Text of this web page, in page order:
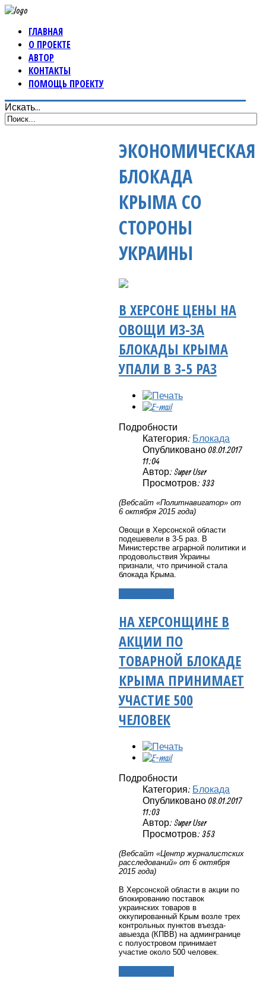
ГЛАВНАЯ
О ПРОЕКТЕ
АВТОР
КОНТАКТЫ
ПОМОЩЬ ПРОЕКТУ
Искать...
ЭКОНОМИЧЕСКАЯ
БЛОКАДА
КРЫМА СО
СТОРОНЫ
УКРАИНЫ
В ХЕРСОНЕ ЦЕНЫ НА
ОВОЩИ ИЗ-ЗА
БЛОКАДЫ КРЫМА
УПАЛИ В 3-5 РАЗ
Подробности
Категория: Блокада
Опубликовано 08.01.2017
11:04
Автор: Super User
Просмотров: 333
(Вебсайт «Политнавигатор» от
6 октября 2015 года)
Овощи в Херсонской области
подешевели в 3-5 раз. В
Министерстве аграрной политики и
продовольствия Украины
признали, что причиной стала
блокада Крыма.
НА ХЕРСОНЩИНЕ В
АКЦИИ ПО
ТОВАРНОЙ БЛОКАДЕ
КРЫМА ПРИНИМАЕТ
УЧАСТИЕ 500
ЧЕЛОВЕК
Подробности
Категория: Блокада
Опубликовано 08.01.2017
11:03
Автор: Super User
Просмотров: 353
(Вебсайт «Центр журналистских
расследований» от 6 октября
2015 года)
В Херсонской области в акции по
блокированию поставок
украинских товаров в
оккупированный Крым возле трех
контрольных пунктов въезда-
авыезда (КПВВ) на админгранице
с полуостровом принимает
участие около 500 человек.